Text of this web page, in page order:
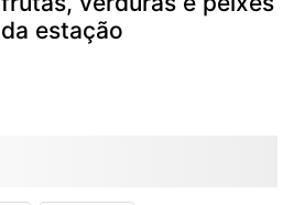
da estação